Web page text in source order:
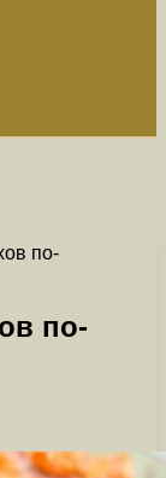
по-
по-